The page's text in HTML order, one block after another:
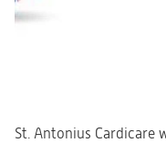
St. Antonius Cardicare